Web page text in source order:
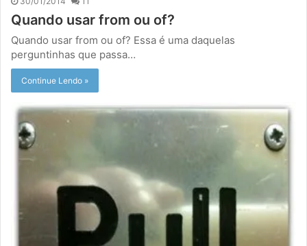
Quando usar from ou of?
Quando usar from ou of? Essa é uma daquelas
perguntinhas que passa…
Continue Lendo »